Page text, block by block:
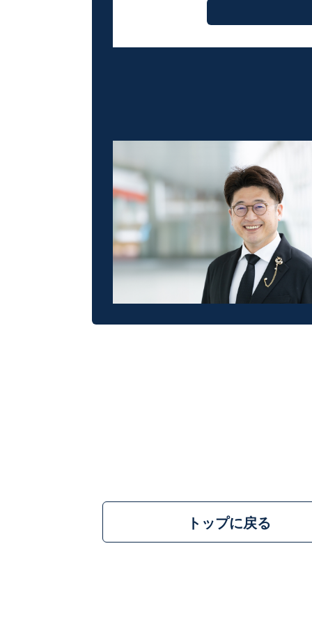
トップに戻る